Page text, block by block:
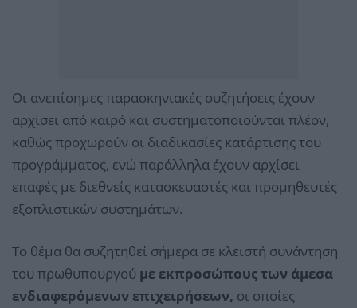
Οι ανεπίσημες παρασκηνιακές συζητήσεις έχουν
αρχίσει από καιρό και συστηματοποιούνται πλέον,
καθώς προχωρούν οι διαδικασίες κατάρτισης του
προγράμματος, ενώ παράλληλα έχουν αρχίσει
επαφές με διεθνείς κατασκευαστές και προμηθευτές
εξοπλιστικών συστημάτων.
Το θέμα θα συζητηθεί σήμερα σε κλειστή συνάντηση
του πρωθυπουργού με εκπροσώπους των άμεσα
ενδιαφερόμενων επιχειρήσεων, οι οποίες